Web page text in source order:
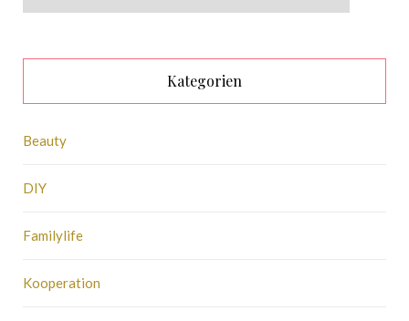
Kategorien
Beauty
DIY
Familylife
Kooperation